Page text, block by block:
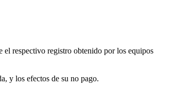
respectivo registro obtenido por los equipos
y los efectos de su no pago.